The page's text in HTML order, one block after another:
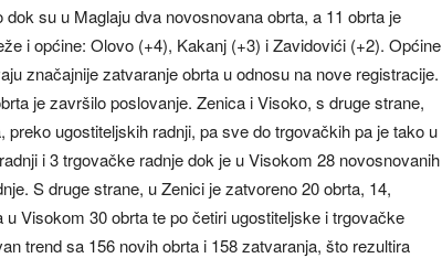
su u Maglaju dva novosnovana obrta, a 11 obrta je
i općine: Olovo (+4), Kakanj (+3) i Zavidovići (+2). Općine
značajnije zatvaranje obrta u odnosu na nove registracije.
je završilo poslovanje. Zenica i Visoko, s druge strane,
ugostiteljskih radnji, pa sve do trgovačkih pa je tako u
i 3 trgovačke radnje dok je u Visokom 28 novosnovanih
S druge strane, u Zenici je zatvoreno 20 obrta, 14,
Visokom 30 obrta te po četiri ugostiteljske i trgovačke
trend sa 156 novih obrta i 158 zatvaranja, što rezultira